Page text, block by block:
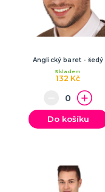
Anglický baret - šedý
132 Kč
Skladem
Do košíku